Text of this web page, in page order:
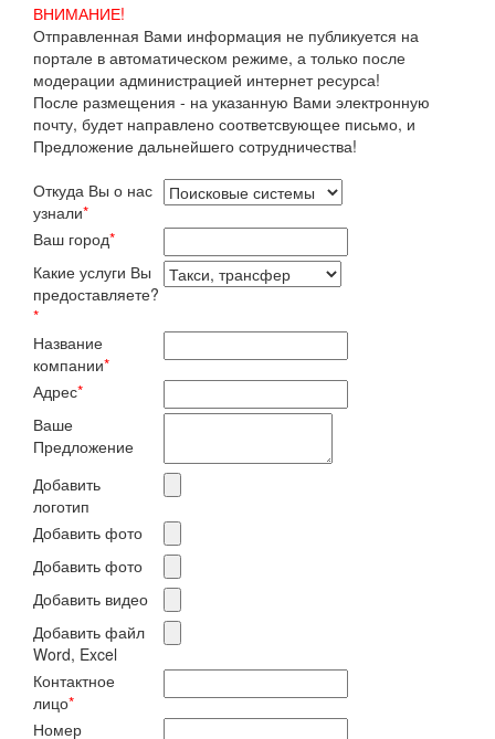
ВНИМАНИЕ!
Отправленная Вами информация не публикуется на
портале в автоматическом режиме, а только после
модерации администрацией интернет ресурса!
После размещения - на указанную Вами электронную
почту, будет направлено соответсвующее письмо, и
Предложение дальнейшего сотрудничества!
Откуда Вы о нас
узнали*
Ваш город*
Какие услуги Вы
предоставляете?
*
Название
компании*
Адрес*
Ваше
Предложение
Добавить
логотип
Добавить фото
Добавить фото
Добавить видео
Добавить файл
Word, Excel
Контактное
лицо*
Номер